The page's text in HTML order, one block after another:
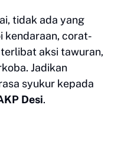
tidak ada yang
kendaraan, corat-
aksi tawuran,
Jadikan
syukur kepada
Desi.